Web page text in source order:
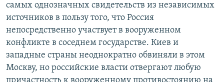
самых однозначных свидетельств из независимых
источников в пользу того, что Россия
непосредственно участвует в вооруженном
конфликте в соседнем государстве. Киев и
западные страны неоднократно обвиняли в этом
Москву, но российские власти отвергают любую